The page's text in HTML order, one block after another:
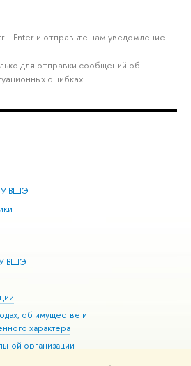
и отправьте нам уведомление.
для отправки сообщений об
ошибках.
ВШЭ
ВШЭ
об имуществе и
характера
организации
здоровья